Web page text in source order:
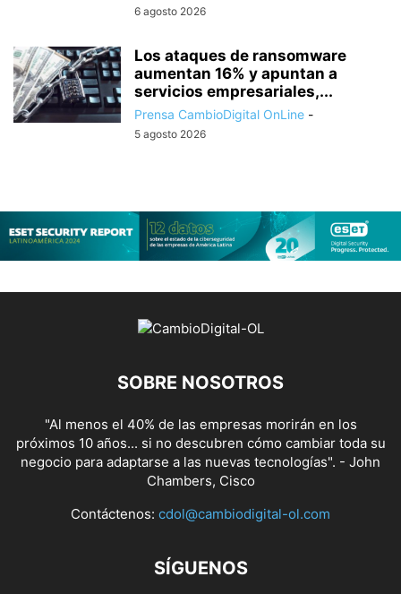
6 agosto 2026
Los ataques de ransomware
aumentan 16% y apuntan a
servicios empresariales,...
Prensa CambioDigital OnLine -
5 agosto 2026
SOBRE NOSOTROS
"Al menos el 40% de las empresas morirán en los
próximos 10 años... si no descubren cómo cambiar toda su
negocio para adaptarse a las nuevas tecnologías". - John
Chambers, Cisco
Contáctenos: cdol@cambiodigital-ol.com
SÍGUENOS